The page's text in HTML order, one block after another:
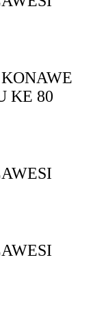
KE 80